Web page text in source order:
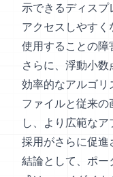
示できるディスプ
アクセスしやす
使用することの障
さらに、浮動小
効率的なアルゴ
ファイルと従来
し、より広範な
採用がさらに促進
結論として、ポ